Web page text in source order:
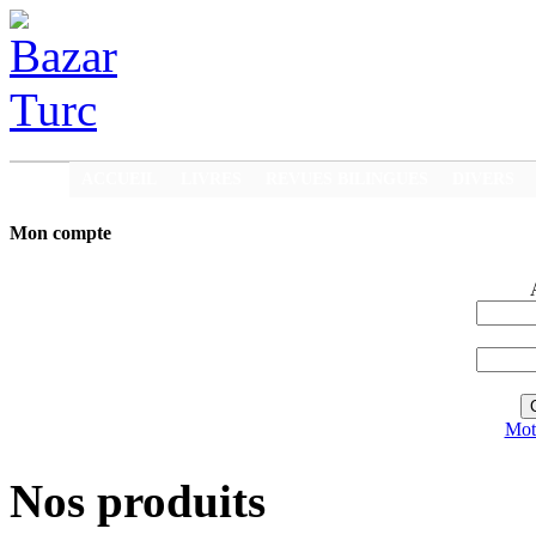
Mon compte
Nos produits